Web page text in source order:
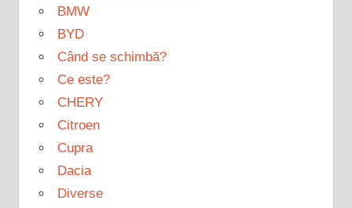
BMW
BYD
Când se schimbă?
Ce este?
CHERY
Citroen
Cupra
Dacia
Diverse